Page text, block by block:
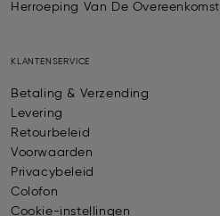
Herroeping Van De Overeenkomst
KLANTENSERVICE
Betaling & Verzending
Levering
Retourbeleid
Voorwaarden
Privacybeleid
Colofon
Cookie-instellingen